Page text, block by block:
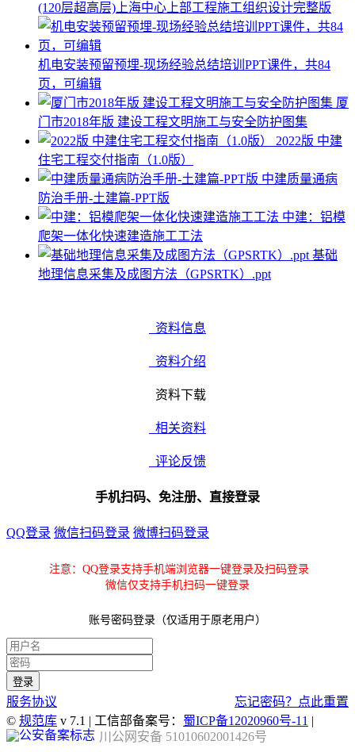
(120层超高层)上海中心上部工程施工组织设计完整版
机电安装预留预埋-现场经验总结培训PPT课件，共84
页，可编辑
厦
门市2018年版 建设工程文明施工与安全防护图集
2022版 中建
住宅工程交付指南（1.0版）
中建质量通病
防治手册-土建篇-PPT版
中建：铝模
爬架一体化快速建造施工工法
基础
地理信息采集及成图方法（GPSRTK）.ppt
资料信息
资料介绍
资料下载
相关资料
评论反馈
手机扫码、免注册、直接登录
QQ登录 微信扫码登录 微博扫码登录
注意：QQ登录支持手机端浏览器一键登录及扫码登录
微信仅支持手机扫码一键登录
账号密码登录（仅适用于原老用户）
服务协议
忘记密码？点此重置
© 规范库 v 7.1 | 工信部备案号： 蜀ICP备12020960号-11 |
川公网安备 51010602001426号